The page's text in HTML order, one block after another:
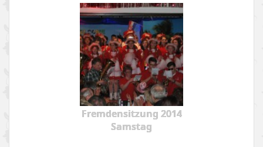
Fremdensitzung 2014
Samstag